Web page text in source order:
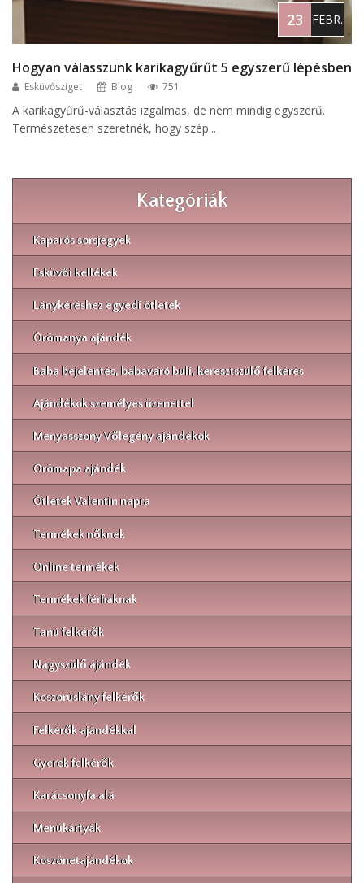
23 FEBR.
Hogyan válasszunk karikagyűrűt 5 egyszerű lépésben
Esküvősziget Blog 751
A karikagyűrű-választás izgalmas, de nem mindig egyszerű.
Természetesen szeretnék, hogy szép...
Kategóriák
Kaparós sorsjegyek
Esküvői kellékek
Lánykéréshez egyedi ötletek
Örömanya ajándék
Baba bejelentés, babaváró buli, keresztszülő felkérés
Ajándékok személyes üzenettel
Menyasszony Vőlegény ajándékok
Örömapa ajándék
Ötletek Valentin napra
Termékek nőknek
Online termékek
Termékek férfiaknak
Tanú felkérők
Nagyszülő ajándék
Koszorúslány felkérők
Felkérők ajándékkal
Gyerek felkérők
Karácsonyfa alá
Menükártyák
Köszönetajándékok